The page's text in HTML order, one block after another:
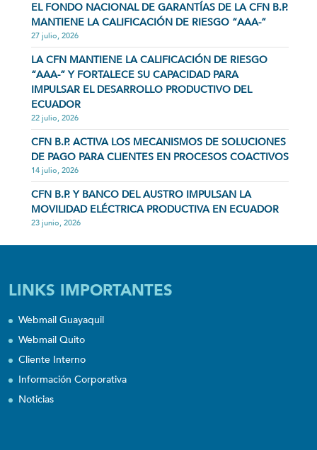
EL FONDO NACIONAL DE GARANTÍAS DE LA CFN B.P.
MANTIENE LA CALIFICACIÓN DE RIESGO “AAA-”
27 julio, 2026
LA CFN MANTIENE LA CALIFICACIÓN DE RIESGO
“AAA-” Y FORTALECE SU CAPACIDAD PARA
IMPULSAR EL DESARROLLO PRODUCTIVO DEL
ECUADOR
22 julio, 2026
CFN B.P. ACTIVA LOS MECANISMOS DE SOLUCIONES
DE PAGO PARA CLIENTES EN PROCESOS COACTIVOS
14 julio, 2026
CFN B.P. Y BANCO DEL AUSTRO IMPULSAN LA
MOVILIDAD ELÉCTRICA PRODUCTIVA EN ECUADOR
23 junio, 2026
LINKS IMPORTANTES
Webmail Guayaquil
Webmail Quito
Cliente Interno
Información Corporativa
Noticias